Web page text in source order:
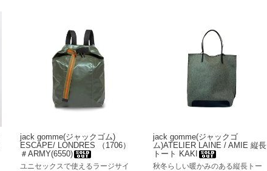
jack gomme(ジャックゴム)
ESCAPE/ LONDRES （1706）
＃ARMY(6550)
ユニセックスで使えるラージサイ
jack gomme(ジャックゴ
ム)ATELIER LAINE / AMIE 縦長
トート KAKI
秋冬らしい暖かみのある縦長トー